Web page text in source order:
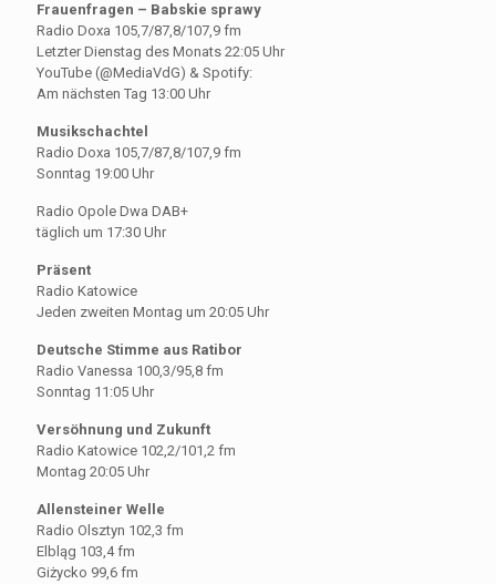
Frauenfragen – Babskie sprawy
Radio Doxa 105,7/87,8/107,9 fm
Letzter Dienstag des Monats 22:05 Uhr
YouTube (@MediaVdG) & Spotify:
Am nächsten Tag 13:00 Uhr
Musikschachtel
Radio Doxa 105,7/87,8/107,9 fm
Sonntag 19:00 Uhr
Radio Opole Dwa DAB+
täglich um 17:30 Uhr
Präsent
Radio Katowice
Jeden zweiten Montag um 20:05 Uhr
Deutsche Stimme aus Ratibor
Radio Vanessa 100,3/95,8 fm
Sonntag 11:05 Uhr
Versöhnung und Zukunft
Radio Katowice 102,2/101,2 fm
Montag 20:05 Uhr
Allensteiner Welle
Radio Olsztyn 102,3 fm
Elbląg 103,4 fm
Giżycko 99,6 fm